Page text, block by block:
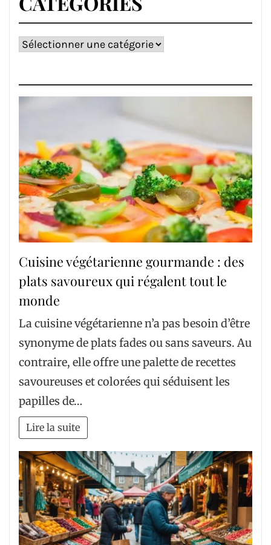
Catégories
Cuisine végétarienne gourmande : des
plats savoureux qui régalent tout le
monde
La cuisine végétarienne n’a pas besoin d’être
synonyme de plats fades ou sans saveurs. Au
contraire, elle offre une palette de recettes
savoureuses et colorées qui séduisent les
papilles de…
Lire la suite